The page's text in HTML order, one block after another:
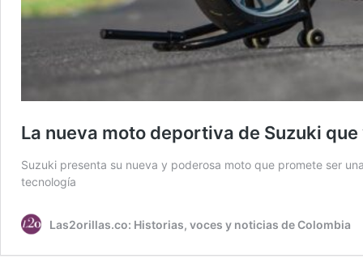
La nueva moto deportiva de Suzuki
Suzuki presenta su nueva y poderosa moto que promete ser
tecnología
Las2orillas.co: Historias, voces y noticias de Colombia